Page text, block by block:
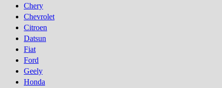
Chery
Chevrolet
Citroen
Datsun
Fiat
Ford
Geely
Honda